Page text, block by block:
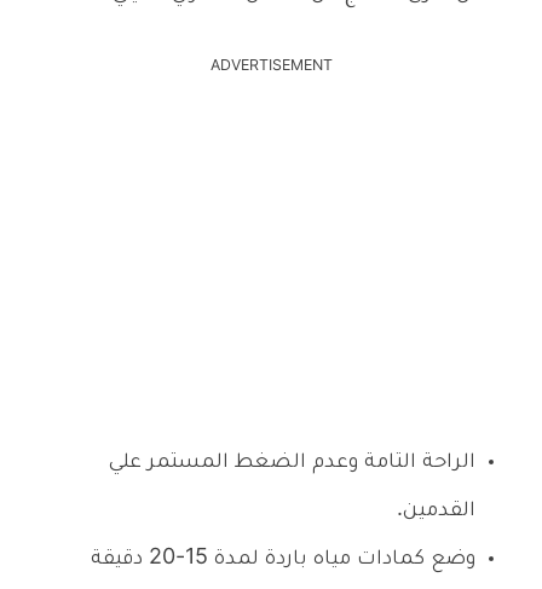
ADVERTISEMENT
الراحة التامة وعدم الضغط المستمر علي
القدمين.
وضع كمادات مياه باردة لمدة 15-20 دقيقة